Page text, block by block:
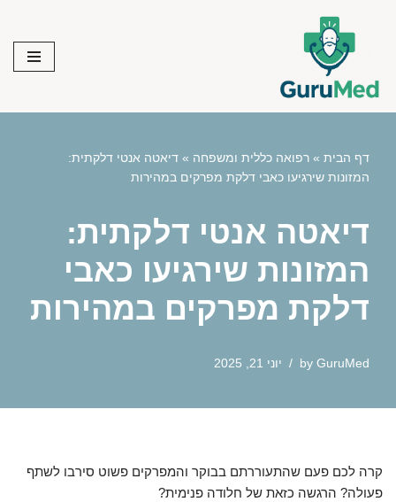
content
דף הבית » רפואה כללית ומשפחה » דיאטה אנטי דלקתית:
המזונות שירגיעו כאבי דלקת מפרקים במהירות
דיאטה אנטי דלקתית:
המזונות שירגיעו כאבי
דלקת מפרקים במהירות
by GuruMed יוני 21, 2025
קרה לכם פעם שהתעוררתם בבוקר והמפרקים פשוט סירבו לשתף
פעולה? הרגשה כזאת של חלודה פנימית?